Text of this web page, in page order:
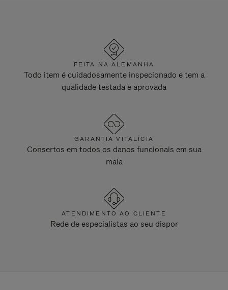
FEITA NA ALEMANHA
Todo item é cuidadosamente inspecionado e tem a
qualidade testada e aprovada
GARANTIA VITALÍCIA
Consertos em todos os danos funcionais em sua
mala
ATENDIMENTO AO CLIENTE
Rede de especialistas ao seu dispor